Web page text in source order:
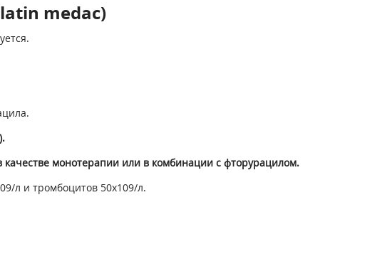
medac)
качестве монотерапии или в комбинации с фторурацилом.
9/л и тромбоцитов 50x109/л.